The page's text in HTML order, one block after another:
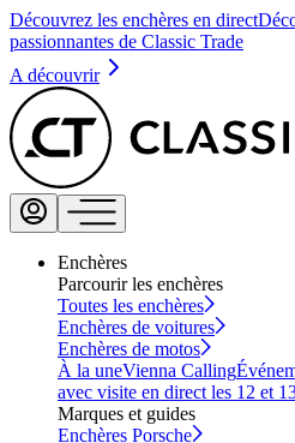
Découvrez les enchères en direct
passionnantes de Classic Trade
A découvrir
Enchères
Parcourir les enchères
Toutes les enchères
Enchères de voitures
Enchères de motos
À la uneVienna Calling
avec visite en direct les 12 et
Marques et guides
Enchères Porsche